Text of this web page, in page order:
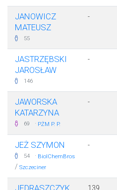
JANOWICZ
MATEUSZ
55
-
JASTRZĘBSKI
JAROSŁAW
146
-
JAWORSKA
KATARZYNA
69 · PŻM P. P.
-
JEŻ SZYMON
54 · BiolChemBros
/ Szczeciner
-
139